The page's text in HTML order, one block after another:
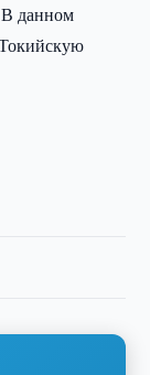
В данном